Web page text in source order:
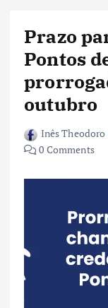
Prazo
Pontos
outubro
Inês Theodoro
0 Comments